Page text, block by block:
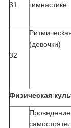
31
гимнастике
32
(девочки)
Физическая
Проведение